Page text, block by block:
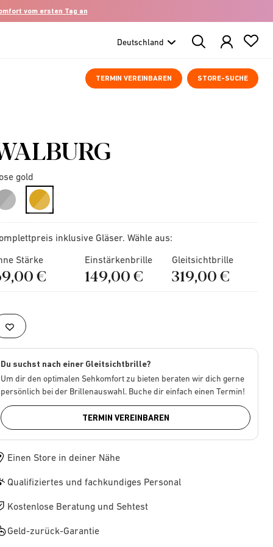
vom ersten Tag an
Search
Products
TERMIN VEREINBAREN STORE-SUCHE
gold
selected
inklusive Gläser. Wähle aus:
Stärke
€
Einstärkenbrille
149,00 €
Gleitsichtbrille
319,00 €
Du suchst nach einer Gleitsichtbrille?
Um dir den optimalen Sehkomfort zu bieten beraten wir dich gerne
persönlich bei der Brillenauswahl. Buche dir einfach einen Termin!
TERMIN VEREINBAREN
Einen Store in deiner Nähe
Qualifiziertes und fachkundiges Personal
Kostenlose Beratung und Sehtest
Geld-zurück-Garantie